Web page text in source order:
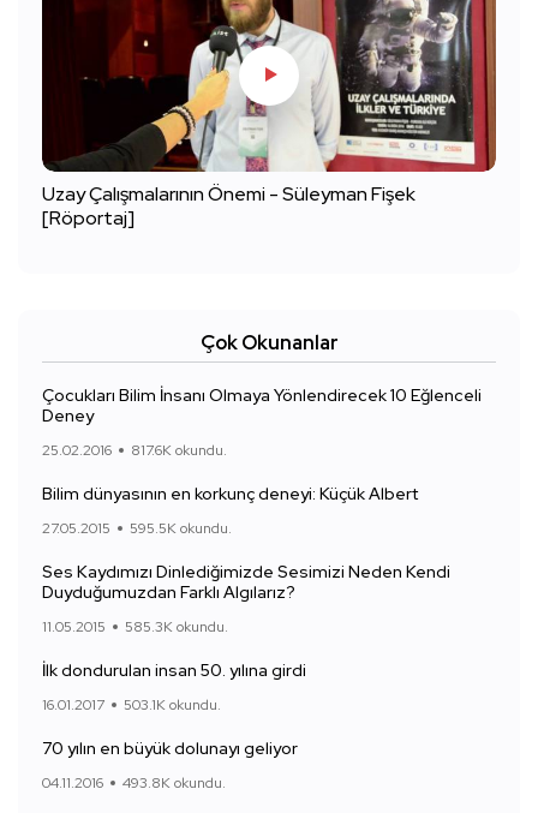
Uzay Çalışmalarının Önemi - Süleyman Fişek
[Röportaj]
Çok Okunanlar
Çocukları Bilim İnsanı Olmaya Yönlendirecek 10 Eğlenceli
Deney
25.02.2016 817.6K okundu.
Bilim dünyasının en korkunç deneyi: Küçük Albert
27.05.2015 595.5K okundu.
Ses Kaydımızı Dinlediğimizde Sesimizi Neden Kendi
Duyduğumuzdan Farklı Algılarız?
11.05.2015 585.3K okundu.
İlk dondurulan insan 50. yılına girdi
16.01.2017 503.1K okundu.
70 yılın en büyük dolunayı geliyor
04.11.2016 493.8K okundu.